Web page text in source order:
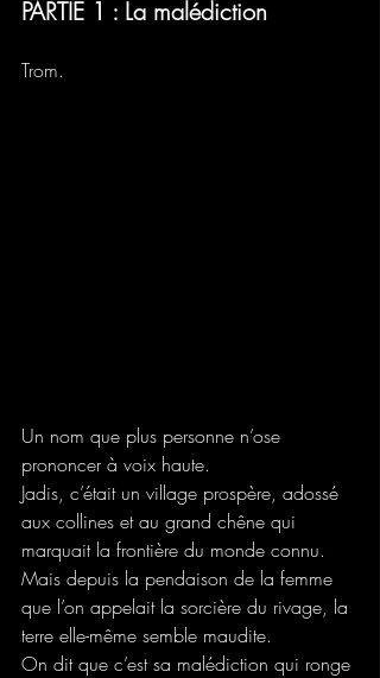
PARTIE 1 : La malédiction
Trom.
Un nom que plus personne n’ose
prononcer à voix haute.
Jadis, c’était un village prospère, adossé
aux collines et au grand chêne qui
marquait la frontière du monde connu.
Mais depuis la pendaison de la femme
que l’on appelait la sorcière du rivage, la
terre elle-même semble maudite.
On dit que c’est sa malédiction qui ronge